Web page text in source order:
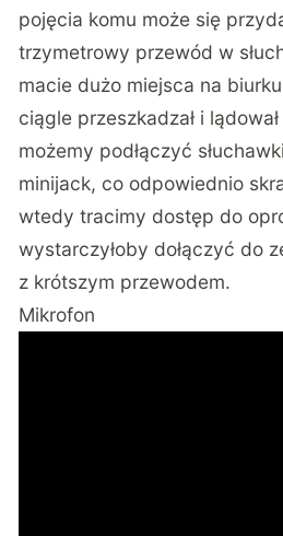
pojęcia komu może się
trzymetrowy przewód w
macie dużo miejsca na
ciągle przeszkadzał i
możemy podłączyć
minijack, co odpowiednio
wtedy tracimy dostęp do
wystarczyłoby dołączyć do
z krótszym przewodem.
Mikrofon